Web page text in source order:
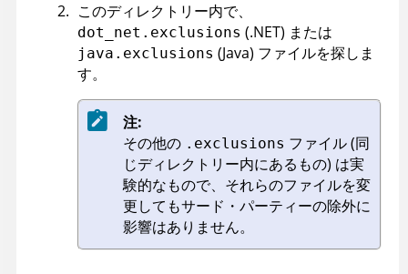
このディレクトリー内で、
dot_net.exclusions (.NET) または
java.exclusions (Java) ファイルを探しま
す。
注:
その他の .exclusions ファイル (同
じディレクトリー内にあるもの) は実
験的なもので、それらのファイルを変
更してもサード・パーティーの除外に
影響はありません。